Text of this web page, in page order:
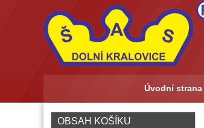
Úvodní strana
OBSAH KOŠÍKU